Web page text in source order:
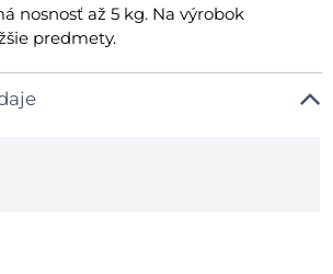
nosnosť až 5 kg. Na výrobok
predmety.